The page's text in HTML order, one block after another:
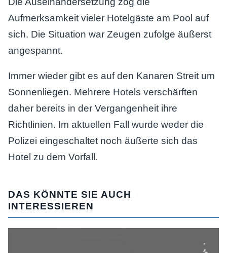
Aufmerksamkeit vieler Hotelgäste am Pool auf
sich. Die Situation war Zeugen zufolge äußerst
angespannt.
Immer wieder gibt es auf den Kanaren Streit um
Sonnenliegen. Mehrere Hotels verschärften
daher bereits in der Vergangenheit ihre
Richtlinien. Im aktuellen Fall wurde weder die
Polizei eingeschaltet noch äußerte sich das
Hotel zu dem Vorfall.
DAS KÖNNTE SIE AUCH
INTERESSIEREN